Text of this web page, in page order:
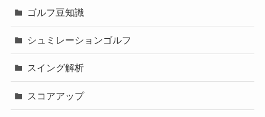
ゴルフ豆知識
シュミレーションゴルフ
スイング解析
スコアアップ